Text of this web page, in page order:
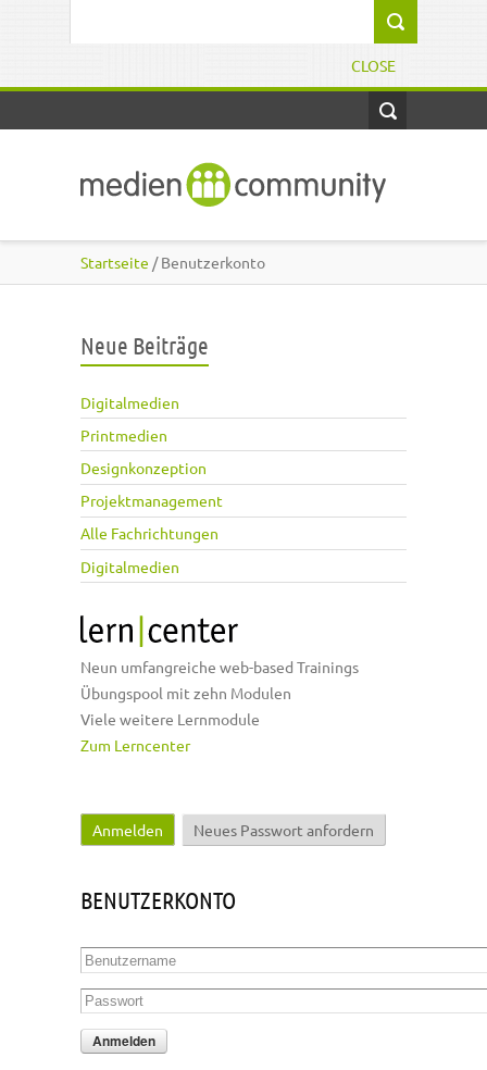
CLOSE
Startseite / Benutzerkonto
Neue Beiträge
Digitalmedien
Printmedien
Designkonzeption
Projektmanagement
Alle Fachrichtungen
Digitalmedien
Neun umfangreiche web-based Trainings
Übungspool mit zehn Modulen
Viele weitere Lernmodule
Zum Lerncenter
Haupt-Reiter
Anmelden (aktiver Reiter)
Neues Passwort anfordern
BENUTZERKONTO
Benutzername
Passwort